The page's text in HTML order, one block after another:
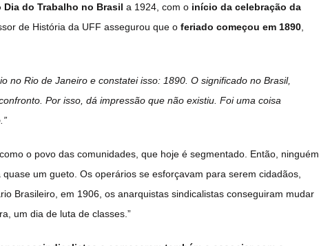
do Trabalho no Brasil a 1924, com o início da celebração da
de História da UFF assegurou que o feriado começou em 1890
no Rio de Janeiro e constatei isso: 1890. O significado no Brasil,
Por isso, dá impressão que não existiu. Foi uma coisa
o povo das comunidades, que hoje é segmentado. Então, ninguém
um gueto. Os operários se esforçavam para serem cidadãos,
Brasileiro, em 1906, os anarquistas sindicalistas conseguiram mudar
um dia de luta de classes.”